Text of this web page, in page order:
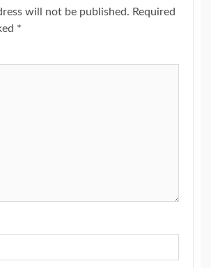
will not be published. Required
*